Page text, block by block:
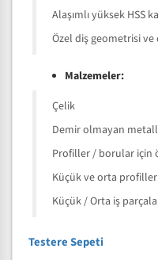
Alaşımlı yüksek HSS
Özel diş geometrisi ve
Malzemeler:
Çelik
Demir olmayan
Profiller / borular için
Küçük ve orta
Küçük / Orta iş
Testere Sepeti